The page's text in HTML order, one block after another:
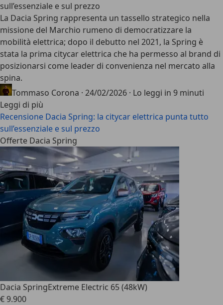
sull’essenziale e sul prezzo
La Dacia Spring rappresenta un tassello strategico nella
missione del Marchio rumeno di democratizzare la
mobilità elettrica; dopo il debutto nel 2021, la Spring è
stata la prima citycar elettrica che ha permesso al brand di
posizionarsi come leader di convenienza nel mercato alla
spina.
Tommaso Corona · 24/02/2026 · Lo leggi in 9 minuti
Leggi di più
Recensione Dacia Spring: la citycar elettrica punta tutto
sull’essenziale e sul prezzo
Offerte Dacia Spring
Dacia SpringExtreme Electric 65 (48kW)
€ 9.900